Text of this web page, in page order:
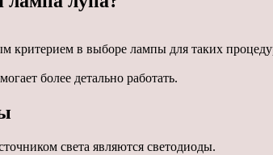
в выборе лампы для таких
более детально работать.
света являются светодиоды.